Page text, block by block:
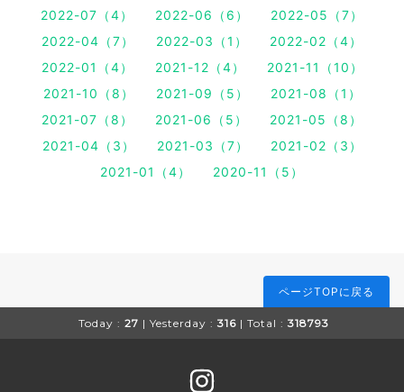
2022-07（4）
2022-06（6）
2022-05（7）
2022-04（7）
2022-03（1）
2022-02（4）
2022-01（4）
2021-12（4）
2021-11（10）
2021-10（8）
2021-09（5）
2021-08（1）
2021-07（8）
2021-06（5）
2021-05（8）
2021-04（3）
2021-03（7）
2021-02（3）
2021-01（4）
2020-11（5）
ページTOPに戻る
Today : 27 | Yesterday : 316 | Total : 318793